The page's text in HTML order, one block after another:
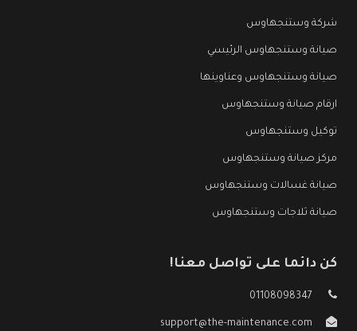
شركة وستنجهاوس
صيانة وستنجهاوس الرئيسي
صيانة وستنجهاوس وعناوينها
ارقام صيانة وستنجهاوس
توكيل وستنجهاوس
مركز صيانة وستنجهاوس
صيانة غسالات وستنجهاوس
صيانة ثلاجات وستنجهاوس
كن دائما على تواصل معنا!
01108098347
support@the-maintenance.com